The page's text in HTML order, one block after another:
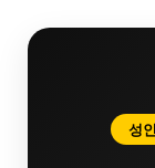
성